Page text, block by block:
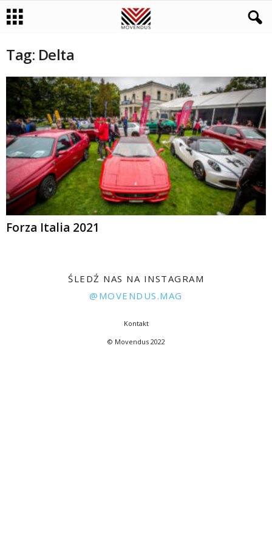
Tag: Delta
Forza Italia 2021
ŚLEDŹ NAS NA INSTAGRAM
@MOVENDUS.MAG
Kontakt
© Movendus 2022